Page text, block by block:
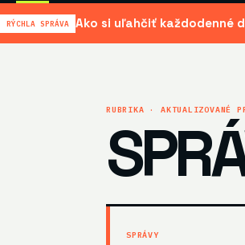
RÝCHLA SPRÁVA Ako si uľahčiť každodenné
RUBRIKA · AKTUALIZOVANÉ
SPRÁVY